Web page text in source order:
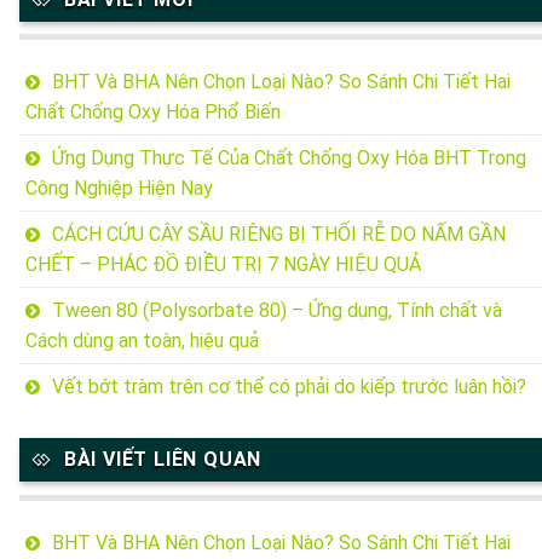
BHT Và BHA Nên Chọn Loại Nào? So Sánh Chi Tiết Hai
Chất Chống Oxy Hóa Phổ Biến
Ứng Dụng Thực Tế Của Chất Chống Oxy Hóa BHT Trong
Công Nghiệp Hiện Nay
CÁCH CỨU CÂY SẦU RIÊNG BỊ THỐI RỄ DO NẤM GẦN
CHẾT – PHÁC ĐỒ ĐIỀU TRỊ 7 NGÀY HIỆU QUẢ
Tween 80 (Polysorbate 80) – Ứng dụng, Tính chất và
Cách dùng an toàn, hiệu quả
Vết bớt tràm trên cơ thể có phải do kiếp trước luân hồi?
BÀI VIẾT LIÊN QUAN
BHT Và BHA Nên Chọn Loại Nào? So Sánh Chi Tiết Hai